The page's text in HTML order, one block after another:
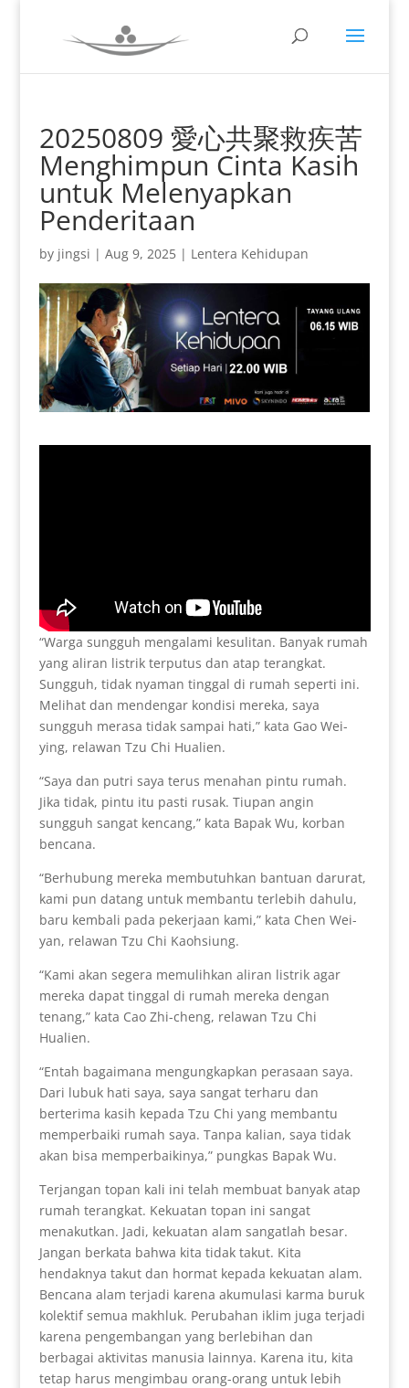
20250809 愛心共聚救疾苦
Menghimpun Cinta Kasih
untuk Melenyapkan
Penderitaan
by jingsi | Aug 9, 2025| Lentera Kehidupan
“Warga sungguh mengalami kesulitan. Banyak rumah
yang aliran listrik terputus dan atap terangkat.
Sungguh, tidak nyaman tinggal di rumah seperti ini.
Melihat dan mendengar kondisi mereka, saya
sungguh merasa tidak sampai hati,” kata Gao Wei-
ying, relawan Tzu Chi Hualien.
“Saya dan putri saya terus menahan pintu rumah.
Jika tidak, pintu itu pasti rusak. Tiupan angin
sungguh sangat kencang,” kata Bapak Wu, korban
bencana.
“Berhubung mereka membutuhkan bantuan darurat,
kami pun datang untuk membantu terlebih dahulu,
baru kembali pada pekerjaan kami,” kata Chen Wei-
yan, relawan Tzu Chi Kaohsiung.
“Kami akan segera memulihkan aliran listrik agar
mereka dapat tinggal di rumah mereka dengan
tenang,” kata Cao Zhi-cheng, relawan Tzu Chi
Hualien.
“Entah bagaimana mengungkapkan perasaan saya.
Dari lubuk hati saya, saya sangat terharu dan
berterima kasih kepada Tzu Chi yang membantu
memperbaiki rumah saya. Tanpa kalian, saya tidak
akan bisa memperbaikinya,” pungkas Bapak Wu.
Terjangan topan kali ini telah membuat banyak atap
rumah terangkat. Kekuatan topan ini sangat
menakutkan. Jadi, kekuatan alam sangatlah besar.
Jangan berkata bahwa kita tidak takut. Kita
hendaknya takut dan hormat kepada kekuatan alam.
Bencana alam terjadi karena akumulasi karma buruk
kolektif semua makhluk. Perubahan iklim juga terjadi
karena pengembangan yang berlebihan dan
berbagai aktivitas manusia lainnya. Karena itu, kita
tetap harus mengimbau orang-orang untuk lebih